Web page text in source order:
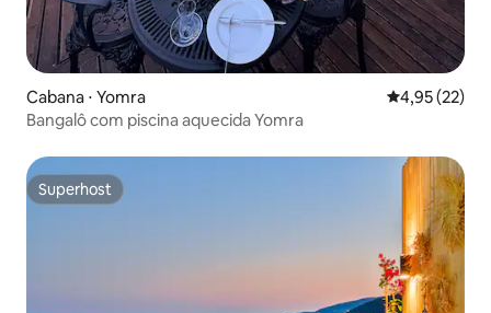
Cabana ⋅ Yomra 4,95 de uma
4,95 (22)
Bangalô com piscina aquecida Yomra
Superhost
Superhost